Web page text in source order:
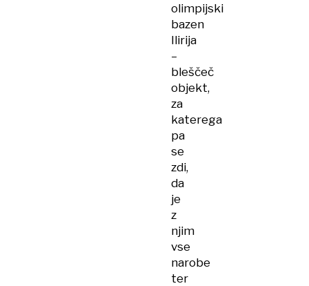
olimpijski
bazen
Ilirija
–
bleščeč
objekt,
za
katerega
pa
se
zdi,
da
je
z
njim
vse
narobe
ter